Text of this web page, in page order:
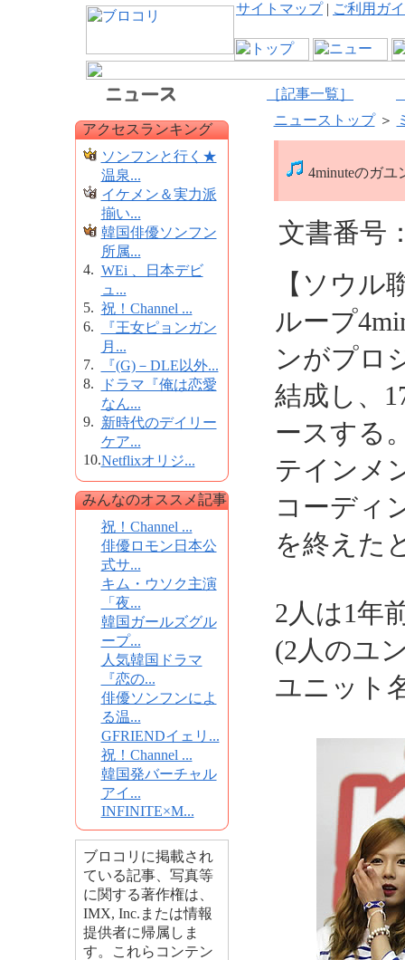
サイトマップ| ご利用ガ
［記事一覧］
アクセスランキング
ソンフンと行く★
温泉...
イケメン＆実力派
揃い...
韓国俳優ソンフン
所属...
4. WEi 、日本デビ
ュ...
5. 祝！Channel ...
6.
『王女ピョンガン
月...
7.
『(G)－DLE以外...
8.
ドラマ『俺は恋愛
なん...
9. 新時代のデイリー
ケア...
10.Netflixオリジ...
みんなのオススメ記事
祝！Channel ...
俳優ロモン日本公
式サ...
キム・ウソク主演
「夜...
韓国ガールズグル
ープ...
人気韓国ドラマ
『恋の...
俳優ソンフンによ
る温...
GFRIENDイェリ...
祝！Channel ...
韓国発バーチャル
アイ...
INFINITE×M...
ブロコリに掲載され
ている記事、写真等
に関する著作権は、
IMX, Inc.または情報
提供者に帰属しま
す。これらコンテン
ニューストップ＞
4minuteのガ
文書番号
【ソウル
ループ
ンがプロ
結成し、
ースする
テインメ
コーディ
を終えた
2人は1年
(2人のユ
ユニット